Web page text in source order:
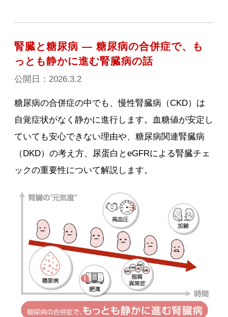
腎臓と糖尿病 ― 糖尿病の合併症で、も
っとも静かに進む腎臓病の話
公開日：2026.3.2
糖尿病の合併症の中でも、慢性腎臓病（CKD）は
自覚症状がなく静かに進行します。血糖値が安定し
ていても安心できない理由や、糖尿病関連腎臓病
（DKD）の考え方、尿蛋白とeGFRによる腎臓チェ
ックの重要性について解説します。